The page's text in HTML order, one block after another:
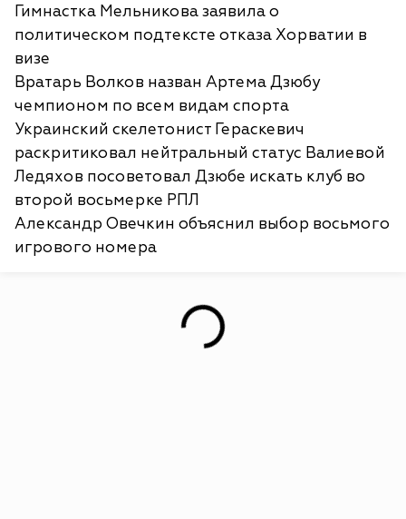
Гимнастка Мельникова заявила о
политическом подтексте отказа Хорватии в
визе
Вратарь Волков назван Артема Дзюбу
чемпионом по всем видам спорта
Украинский скелетонист Гераскевич
раскритиковал нейтральный статус Валиевой
Ледяхов посоветовал Дзюбе искать клуб во
второй восьмерке РПЛ
Александр Овечкин объяснил выбор восьмого
игрового номера